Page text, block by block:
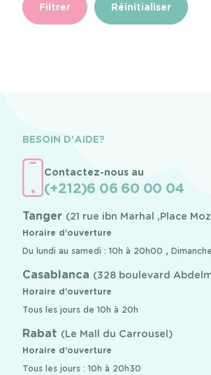
Filtrer Réinitialiser
BESOIN D'AIDE?
Contactez-nous au
(+212)6 06 60 00 04
Tanger (21 rue ibn Marhal ,Place
Horaire d’ouverture
Du lundi au samedi : 10h à 20h00 ,
Casablanca (328 boulevard
Horaire d’ouverture
Tous les jours de 10h à 20h
Rabat (Le Mall du Carrousel)
Horaire d’ouverture
Tous les jours : 10h à 20h30